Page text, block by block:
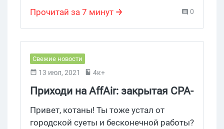
арбитражников!
Прочитай за 7 минут 0
Свежие новости
13 июл, 2021 4к+
Приходи на AffAir: закрытая CPA-
тусовка в крутом загородном
комплексе в Киеве
Привет, котаны! Ты тоже устал от
городской суеты и бесконечной работы?